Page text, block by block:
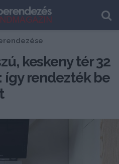
keskeny tér 32
így rendezték be